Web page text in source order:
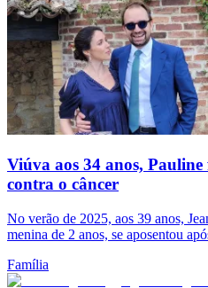
Viúva aos 34 anos,
contra o câncer
No verão de 2025, aos 39 anos,
menina de 2 anos, se aposentou
Família